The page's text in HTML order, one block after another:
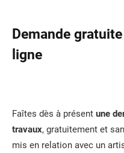
Demande
ligne
Faîtes dès à présent une
travaux, gratuitement et
mis en relation avec un